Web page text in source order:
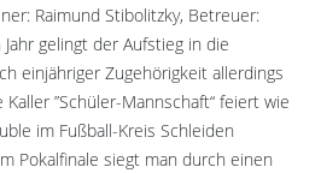
Raimund Stibolitzky, Betreuer:
gelingt der Aufstieg in die
einjähriger Zugehörigkeit allerdings
”Schüler-Mannschaft“ feiert wie
im Fußball-Kreis Schleiden
Pokalfinale siegt man durch einen